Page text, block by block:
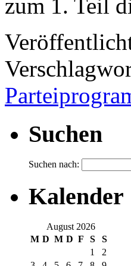
zum 1. Teil
Suchen
Suchen nach:
Kalender
August 2026
M D M D F S
S
1
2